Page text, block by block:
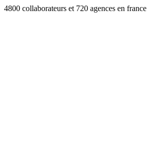
4800 collaborateurs et 720 agences en france